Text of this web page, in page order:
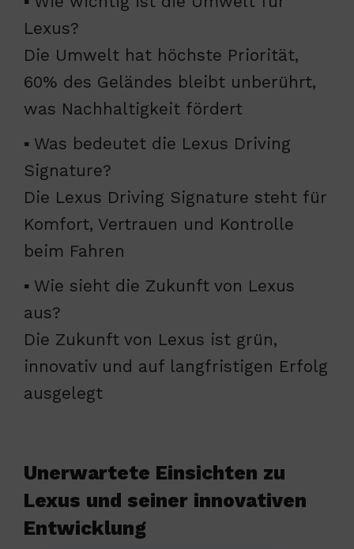
Lexus?
Die Umwelt hat höchste Priorität,
60% des Geländes bleibt unberührt,
was Nachhaltigkeit fördert
▪ Was bedeutet die Lexus Driving
Signature?
Die Lexus Driving Signature steht für
Komfort, Vertrauen und Kontrolle
beim Fahren
▪ Wie sieht die Zukunft von Lexus
aus?
Die Zukunft von Lexus ist grün,
innovativ und auf langfristigen Erfolg
ausgelegt
Unerwartete Einsichten zu
Lexus und seiner innovativen
Entwicklung